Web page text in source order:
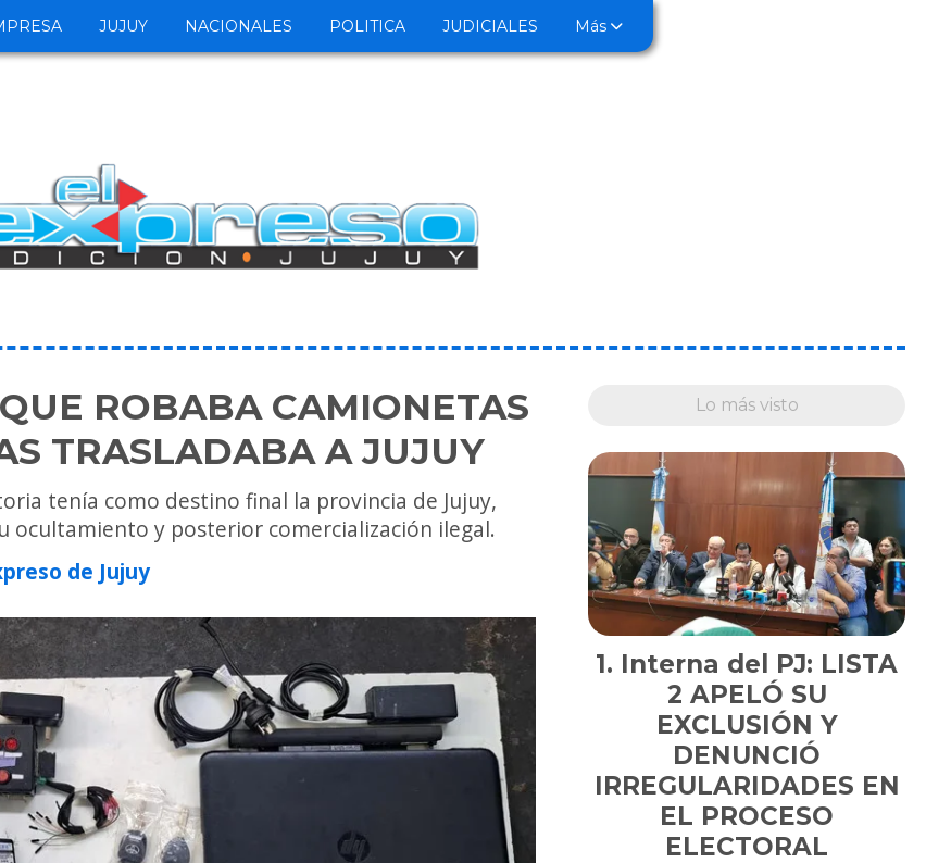
JUJUY NACIONALES POLITICA JUDICIALES Más
ROBABA CAMIONETAS
TRASLADABA A JUJUY
tenía como destino final la provincia de Jujuy,
ocultamiento y posterior comercialización ilegal.
de Jujuy
Lo más visto
Interna del PJ: LISTA
2 APELÓ SU
EXCLUSIÓN Y
DENUNCIÓ
IRREGULARIDADES EN
EL PROCESO
ELECTORAL